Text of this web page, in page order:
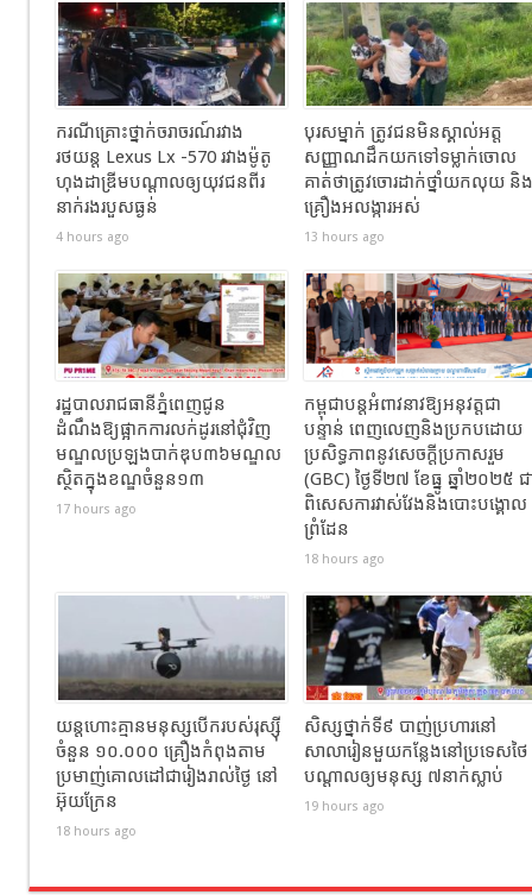
ករណីគ្រោះថ្នាក់ចរាចរណ៍រវាង
រថយន្ត Lexus Lx -570 រវាងម៉ូតូ
ហុងដាឌ្រីមបណ្ដាលឲ្យយុវជនពីរ
នាក់រងរបួសធ្ងន់
4 hours ago
បុរសម្នាក់ ត្រូវជនមិនស្គាល់អត្ត
សញ្ញាណដឹកយកទៅទម្លាក់ចោល
គាត់ថាត្រូវចោរដាក់ថ្នាំយកលុយ និង
គ្រឿងអលង្ការអស់
13 hours ago
រដ្ឋបាលរាជធានីភ្នំពេញជូន
ដំណឹងឱ្យផ្អាកការលក់ដូរនៅជុំវិញ
មណ្ឌលប្រឡងបាក់ឌុប៣៦មណ្ឌល
ស្ថិតក្នុងខណ្ឌចំនួន១៣
17 hours ago
កម្ពុជាបន្តអំពាវនាវឱ្យអនុវត្តជា
បន្ទាន់ ពេញលេញនិងប្រកបដោយ
ប្រសិទ្ធភាពនូវសេចក្តីប្រកាសរួម
(GBC) ថ្ងៃទី២៧ ខែធ្នូ ឆ្នាំ២០២៥ ជ
ពិសេសការវាស់វែងនិងបោះបង្គោល
ព្រំដែន
18 hours ago
យន្តហោះគ្មានមនុស្សបើករបស់រុស្ស៊ី
ចំនួន ១០.០០០ គ្រឿងកំពុងតាម
ប្រមាញ់គោលដៅជារៀងរាល់ថ្ងៃ នៅ
អ៊ុយក្រែន
18 hours ago
សិស្សថ្នាក់ទី៩ បាញ់ប្រហារនៅ
សាលារៀនមួយកន្លែងនៅប្រទេសថៃ
បណ្តាលឲ្យមនុស្ស ៧នាក់ស្លាប់
19 hours ago